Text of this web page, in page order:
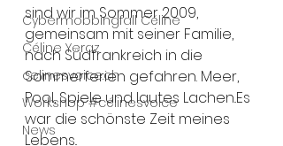
Cybermobbingfall Céline
Céline Yeraz
celinesvoice.ch
Workshop #célinesvoice
News
sind wir im Sommer 2009,
gemeinsam mit seiner Familie,
nach Südfrankreich in die
Sommerferien gefahren. Meer,
Pool, Spiele und lautes Lachen..Es
war die schönste Zeit meines
Lebens..